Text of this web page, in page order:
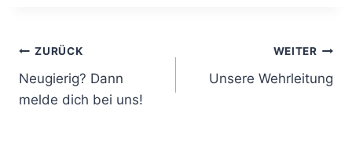
Beitragsnavigation
ZURÜCK
Neugierig? Dann
melde dich bei uns!
WEITER
Unsere Wehrleitung